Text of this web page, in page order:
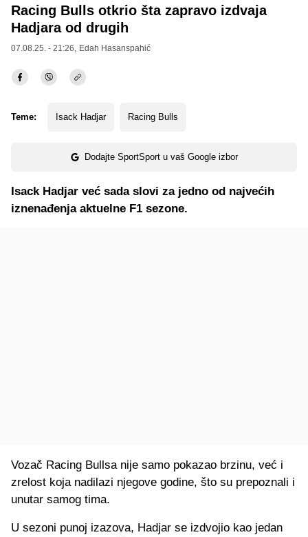
Racing Bulls otkrio šta zapravo izdvaja
Hadjara od drugih
07.08.25. - 21:26, Edah Hasanspahić
Teme: Isack Hadjar Racing Bulls
Dodajte SportSport u vaš Google izbor
Isack Hadjar već sada slovi za jedno od najvećih
iznenađenja aktuelne F1 sezone.
Vozač Racing Bullsa nije samo pokazao brzinu, već i
zrelost koja nadilazi njegove godine, što su prepoznali i
unutar samog tima.
U sezoni punoj izazova, Hadjar se izdvojio kao jedan